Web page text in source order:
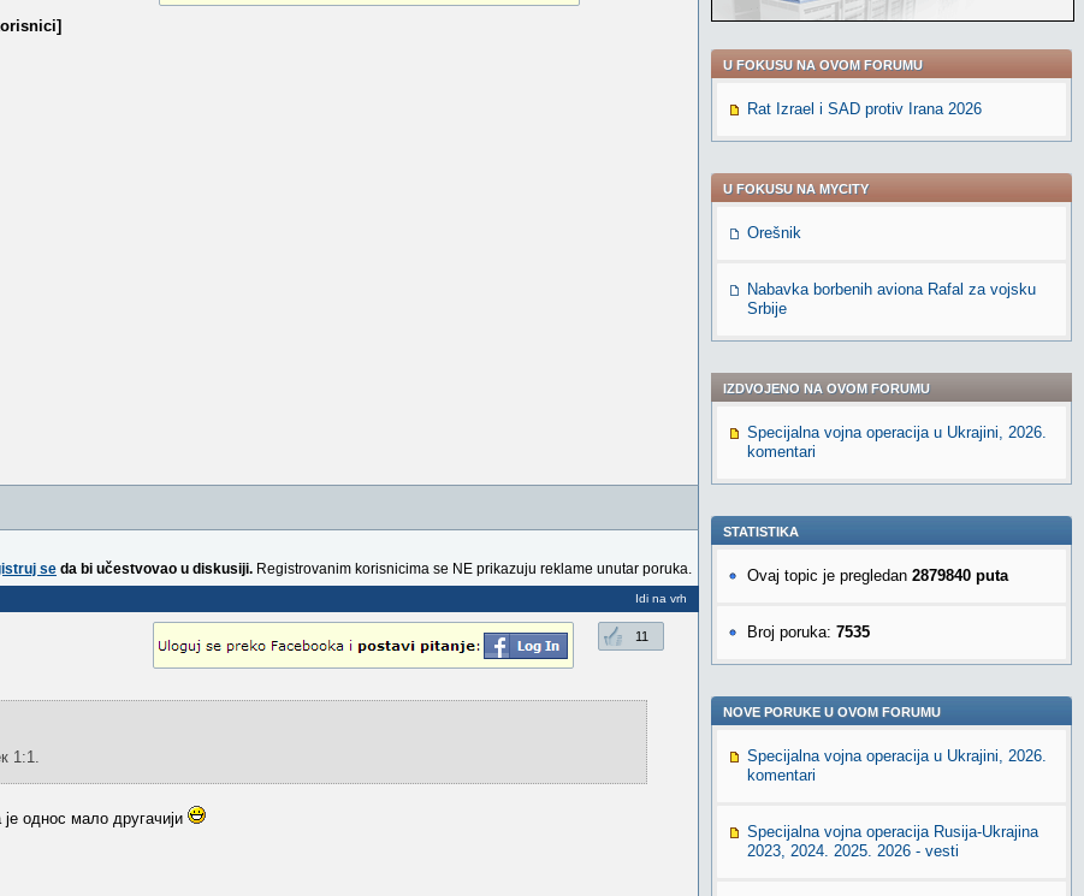
se da bi učestvovao u diskusiji. Registrovanim korisnicima se NE prikazuju reklame unutar poruka.
Idi na vrh
11
1:1.
однос мало другачији
U FOKUSU NA OVOM FORUMU
Rat Izrael i SAD protiv Irana 2026
U FOKUSU NA MYCITY
Orešnik
Nabavka borbenih aviona Rafal za vojsku
Srbije
IZDVOJENO NA OVOM FORUMU
Specijalna vojna operacija u Ukrajini, 2026.
komentari
STATISTIKA
Ovaj topic je pregledan 2879840 puta
Broj poruka: 7535
NOVE PORUKE U OVOM FORUMU
Specijalna vojna operacija u Ukrajini, 2026.
komentari
Specijalna vojna operacija Rusija-Ukrajina
2023, 2024. 2025. 2026 - vesti